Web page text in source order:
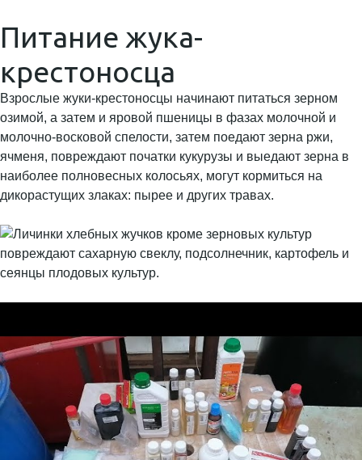
Питание жука-
крестоносца
Взрослые жуки-крестоносцы начинают питаться зерном
озимой, а затем и яровой пшеницы в фазах молочной и
молочно-восковой спелости, затем поедают зерна ржи,
ячменя, повреждают початки кукурузы и выедают зерна в
наиболее полновесных колосьях, могут кормиться на
дикорастущих злаках: пырее и других травах.